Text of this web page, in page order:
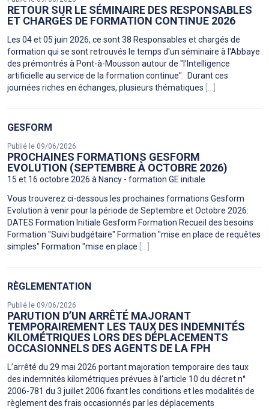
RETOUR SUR LE SÉMINAIRE DES RESPONSABLES
ET CHARGÉS DE FORMATION CONTINUE 2026
Les 04 et 05 juin 2026, ce sont 38 Responsables et chargés de
formation qui se sont retrouvés le temps d'un séminaire à l'Abbaye
des prémontrés à Pont-à-Mousson autour de "l'Intelligence
artificielle au service de la formation continue" Durant ces
journées riches en échanges, plusieurs thématiques [...]
GESFORM
Publié le 09/06/2026
PROCHAINES FORMATIONS GESFORM
EVOLUTION (SEPTEMBRE À OCTOBRE 2026)
15 et 16 octobre 2026 à Nancy - formation GE initiale
Vous trouverez ci-dessous les prochaines formations Gesform
Evolution à venir pour la période de Septembre et Octobre 2026:
DATES Formation Initiale Gesform Formation Recueil des besoins
Formation "Suivi budgétaire" Formation "mise en place de requêtes
simples" Formation "mise en place [...]
RÈGLEMENTATION
Publié le 09/06/2026
PARUTION D’UN ARRÊTÉ MAJORANT
TEMPORAIREMENT LES TAUX DES INDEMNITÉS
KILOMÉTRIQUES LORS DES DÉPLACEMENTS
OCCASIONNELS DES AGENTS DE LA FPH
L’arrêté du 29 mai 2026 portant majoration temporaire des taux
des indemnités kilométriques prévues à l'article 10 du décret n°
2006-781 du 3 juillet 2006 fixant les conditions et les modalités de
règlement des frais occasionnés par les déplacements